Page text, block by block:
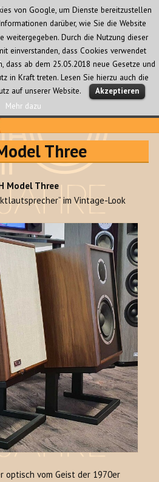
MENÜ
UND
Three
Model Three
im Vintage-Look
vom Geist der 1970er
von Google, um Dienste bereitzustellen
darüber, wie Sie die Website
weitergegeben. Durch die Nutzung dieser
einverstanden, dass Cookies verwendet
dass ab dem 25.05.2018 neue Gesetze und
in Kraft treten. Lesen Sie hierzu auch die
auf unserer Website.
Akzeptieren
Mehr dazu